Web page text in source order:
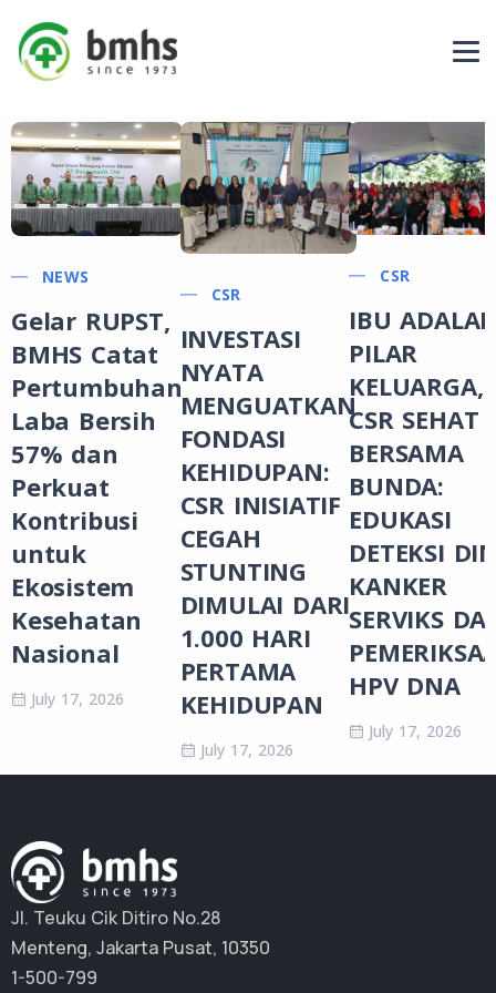
NEWS
Gelar RUPST,
BMHS Catat
Pertumbuhan
Laba Bersih
57% dan
Perkuat
Kontribusi
untuk
Ekosistem
Kesehatan
Nasional
July 17, 2026
CSR
INVESTASI
NYATA
MENGUATKAN
FONDASI
KEHIDUPAN:
CSR INISIATIF
CEGAH
STUNTING
DIMULAI DARI
1.000 HARI
PERTAMA
KEHIDUPAN
July 17, 2026
CSR
IBU
PILAR
KELUARGA,
CSR SEHAT
BERSAMA
BUNDA:
EDUKASI
DETEKSI
KANKER
SERVIKS
HPV DNA
July 17, 2026
Jl. Teuku Cik Ditiro No.28
Menteng, Jakarta Pusat, 10350
1-500-799